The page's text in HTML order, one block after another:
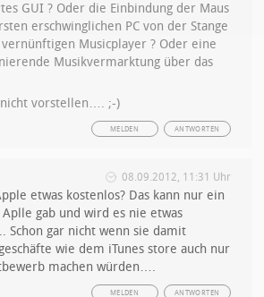
GUI ? Oder die Einbindung der Maus
erschwinglichen PC von der Stange
Musicplayer ? Oder eine
Musikvermarktung über das
vorstellen…. ;-)
ANTWORTEN
MELDEN
08.09.2012, 11:31 Uhr
etwas kostenlos? Das kann nur ein
gab und wird es nie etwas
Schon gar nicht wenn sie damit
wie dem iTunes store auch nur
machen würden….
ANTWORTEN
MELDEN